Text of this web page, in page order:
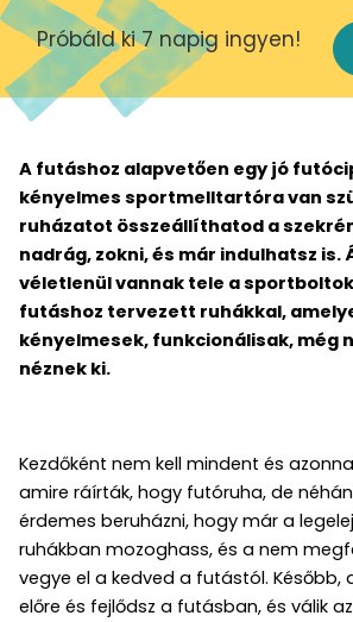
Próbáld ki 7 napig ingyen!
A futáshoz alapvetően egy jó
kényelmes sportmelltartóra van
ruházatot összeállíthatod a
nadrág, zokni, és már indulhatsz is.
véletlenül vannak tele a
futáshoz tervezett ruhákkal,
kényelmesek, funkcionálisak, még
néznek ki.
Kezdőként nem kell mindent és
amire ráírták, hogy futóruha, de
érdemes beruházni, hogy már a
ruhákban mozoghass, és a nem
vegye el a kedved a futástól. Később,
előre és fejlődsz a futásban, és válik